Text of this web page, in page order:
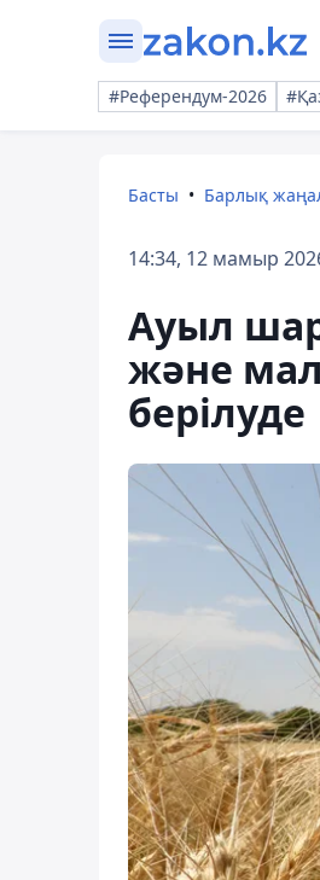
#Референдум-2026
Басты Барлық
14:34, 12 мамыр
Ауыл
және
берілуде